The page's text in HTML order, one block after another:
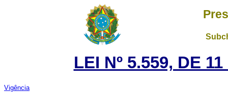
LEI Nº 5.559, DE
Vigência